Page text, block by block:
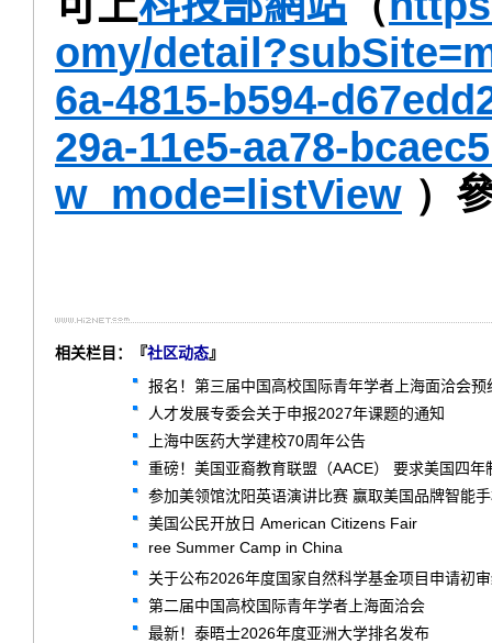
omy/
6a-4815-b594-
29a-11e5-aa78-
w_mode= listView ）
相关栏目：『社区动态』
报名！第三届中国高校国际青年学者上海面洽会预
人才发展专委会关于申报2027年课题的通知
上海中医药大学建校70周年公告
重磅！美国亚裔教育联盟（AACE） 要求美国四
参加美领馆沈阳英语演讲比赛 赢取美国品牌智能
美国公民开放日 American Citizens Fair
ree Summer Camp in China
关于公布2026年度国家自然科学基金项目申请初
第二届中国高校国际青年学者上海面洽会
最新！泰晤士2026年度亚洲大学排名发布